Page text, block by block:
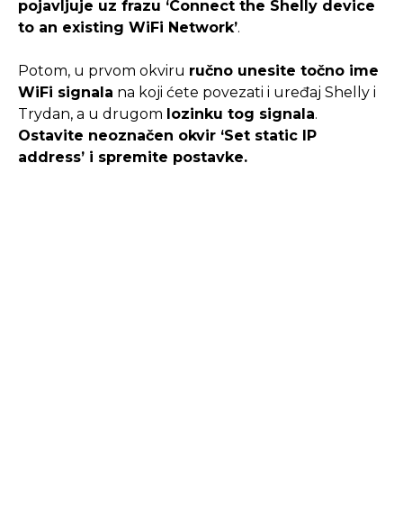
pojavljuje uz frazu ‘Connect the Shelly device
to an existing WiFi Network’.
Potom, u prvom okviru ručno unesite točno ime
WiFi signala na koji ćete povezati i uređaj Shelly i
Trydan, a u drugom lozinku tog signala.
Ostavite neoznačen okvir ‘Set static IP
address’ i spremite postavke.